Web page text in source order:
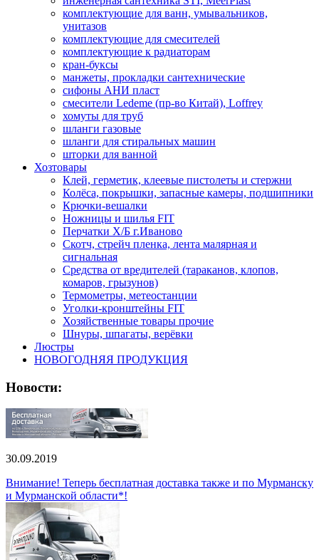
комплектующие для ванн, умывальников,
унитазов
комплектующие для смесителей
комплектующие к радиаторам
кран-буксы
манжеты, прокладки сантехнические
сифоны АНИ пласт
смесители Ledeme (пр-во Китай), Loffrey
хомуты для труб
шланги газовые
шланги для стиральных машин
шторки для ванной
Хозтовары
Клей, герметик, клеевые пистолеты и стержни
Колёса, покрышки, запасные камеры, подшипники
Крючки-вешалки
Ножницы и шилья FIT
Перчатки Х/Б г.Иваново
Скотч, стрейч пленка, лента малярная и
сигнальная
Средства от вредителей (тараканов, клопов,
комаров, грызунов)
Термометры, метеостанции
Уголки-кронштейны FIT
Хозяйственные товары прочие
Шнуры, шпагаты, верёвки
Люстры
НОВОГОДНЯЯ ПРОДУКЦИЯ
Новости:
30.09.2019
Внимание! Теперь бесплатная доставка также и по Мурманску
и Мурманской области*!